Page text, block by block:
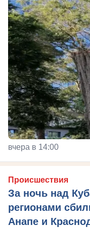
вчера в 14:00
Происшествия
За ночь над
регионами
Анапе и